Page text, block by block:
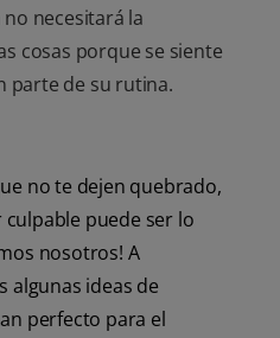
necesitará la
cosas porque se siente
parte de su rutina.
no te dejen quebrado,
puede ser lo
nosotros! A
algunas ideas de
perfecto para el